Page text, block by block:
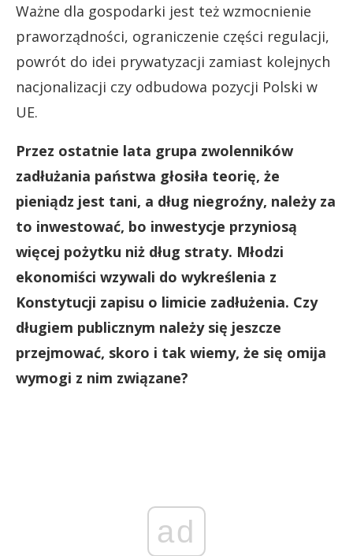
Ważne dla gospodarki jest też wzmocnienie
praworządności, ograniczenie części regulacji,
powrót do idei prywatyzacji zamiast kolejnych
nacjonalizacji czy odbudowa pozycji Polski w
UE.
Przez ostatnie lata grupa zwolenników
zadłużania państwa głosiła teorię, że
pieniądz jest tani, a dług niegroźny, należy za
to inwestować, bo inwestycje przyniosą
więcej pożytku niż dług straty. Młodzi
ekonomiści wzywali do wykreślenia z
Konstytucji zapisu o limicie zadłużenia. Czy
długiem publicznym należy się jeszcze
przejmować, skoro i tak wiemy, że się omija
wymogi z nim związane?
ad